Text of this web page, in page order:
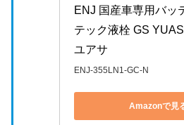
ENJ 国産車専用バッ
テック液栓 GS
ユアサ
ENJ-355LN1-GC-N
Amazonで見